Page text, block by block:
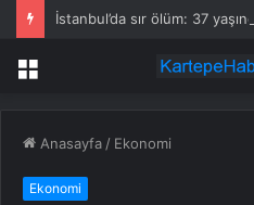
Menü
Anasayfa / Ekonomi
Ekonomi